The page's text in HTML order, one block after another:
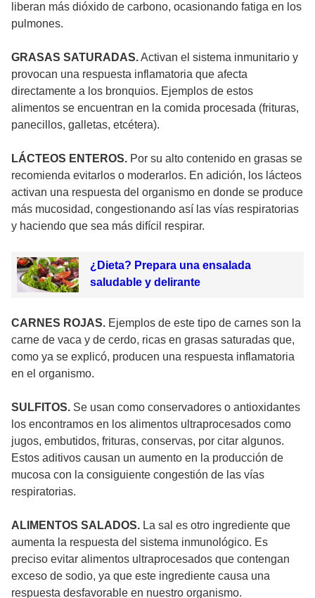
liberan más dióxido de carbono, ocasionando fatiga en los
pulmones.
GRASAS SATURADAS.Activan el sistema inmunitario y
provocan una respuesta inflamatoria que afecta
directamente a los bronquios. Ejemplos de estos
alimentos se encuentran en la comida procesada (frituras,
panecillos, galletas, etcétera).
LÁCTEOS ENTEROS. Por su alto contenido en grasas se
recomienda evitarlos o moderarlos. En adición, los lácteos
activan una respuesta del organismo en donde se produce
más mucosidad, congestionando así las vías respiratorias
y haciendo que sea más difícil respirar.
¿Dieta? Prepara una ensalada
saludable y delirante
CARNES ROJAS. Ejemplos de este tipo de carnes son la
carne de vaca y de cerdo, ricas en grasas saturadas que,
como ya se explicó, producen una respuesta inflamatoria
en el organismo.
SULFITOS. Se usan como conservadores o antioxidantes
los encontramos en los alimentos ultraprocesados como
jugos, embutidos, frituras, conservas, por citar algunos.
Estos aditivos causan un aumento en la producción de
mucosa con la consiguiente congestión de las vías
respiratorias.
ALIMENTOS SALADOS. La sal es otro ingrediente que
aumenta la respuesta del sistema inmunológico. Es
preciso evitar alimentos ultraprocesados que contengan
exceso de sodio, ya que este ingrediente causa una
respuesta desfavorable en nuestro organismo.